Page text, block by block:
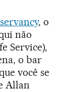
, o
não
Service),
o bar
você se
Allan